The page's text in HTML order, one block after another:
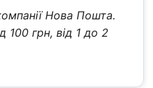
Нова Пошта.
100 грн, від 1 до 2